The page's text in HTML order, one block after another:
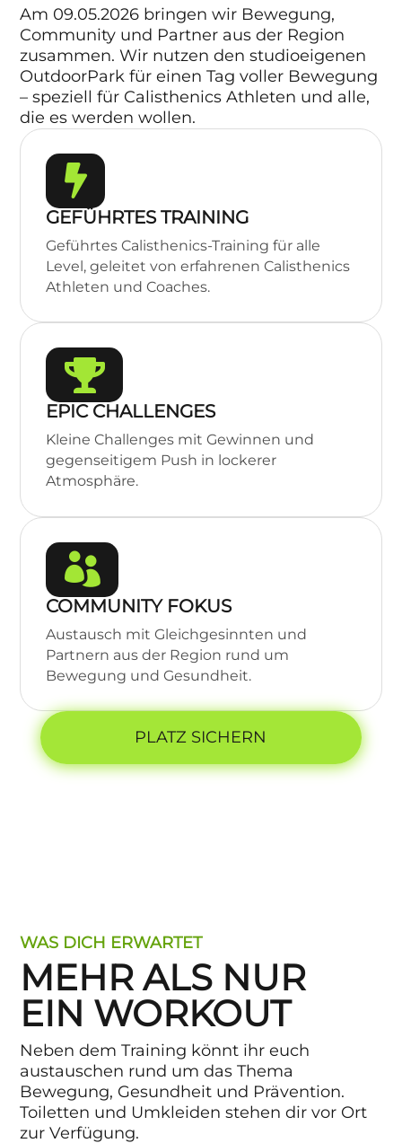
Am 09.05.2026 bringen wir Bewegung,
Community und Partner aus der Region
zusammen. Wir nutzen den studioeigenen
OutdoorPark für einen Tag voller Bewegung
– speziell für Calisthenics Athleten und alle,
die es werden wollen.

GEFÜHRTES TRAINING
Geführtes Calisthenics-Training für alle
Level, geleitet von erfahrenen Calisthenics
Athleten und Coaches.

EPIC CHALLENGES
Kleine Challenges mit Gewinnen und
gegenseitigem Push in lockerer
Atmosphäre.

COMMUNITY FOKUS
Austausch mit Gleichgesinnten und
Partnern aus der Region rund um
Bewegung und Gesundheit.
PLATZ SICHERN
WAS DICH ERWARTET
MEHR ALS NUR
EIN WORKOUT
Neben dem Training könnt ihr euch
austauschen rund um das Thema
Bewegung, Gesundheit und Prävention.
Toiletten und Umkleiden stehen dir vor Ort
zur Verfügung.